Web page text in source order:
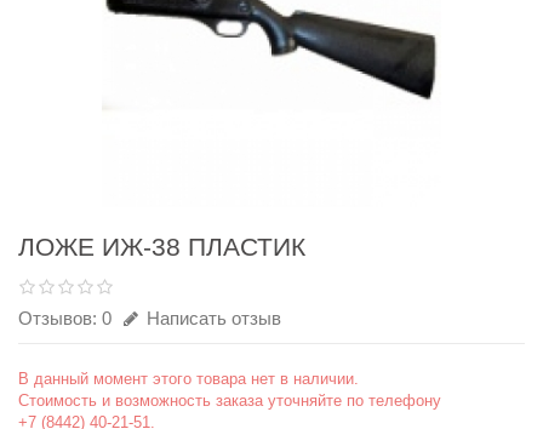
ЛОЖЕ ИЖ-38 ПЛАСТИК
Отзывов: 0 Написать отзыв
В данный момент этого товара нет в наличии.
Стоимость и возможность заказа уточняйте по телефону
+7 (8442) 40-21-51.